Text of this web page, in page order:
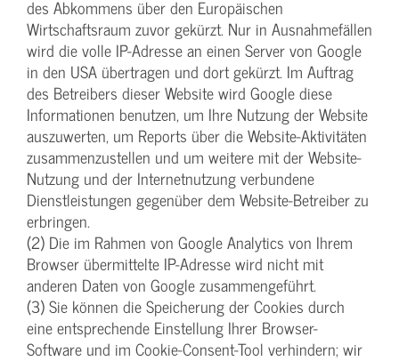
des Abkommens über den Europäischen
Wirtschaftsraum zuvor gekürzt. Nur in Ausnahmefällen
wird die volle IP-Adresse an einen Server von Google
in den USA übertragen und dort gekürzt. Im Auftrag
des Betreibers dieser Website wird Google diese
Informationen benutzen, um Ihre Nutzung der Website
auszuwerten, um Reports über die Website-Aktivitäten
zusammenzustellen und um weitere mit der Website-
Nutzung und der Internetnutzung verbundene
Dienstleistungen gegenüber dem Website-Betreiber zu
erbringen.
(2) Die im Rahmen von Google Analytics von Ihrem
Browser übermittelte IP-Adresse wird nicht mit
anderen Daten von Google zusammengeführt.
(3) Sie können die Speicherung der Cookies durch
eine entsprechende Einstellung Ihrer Browser-
Software und im Cookie-Consent-Tool verhindern; wir